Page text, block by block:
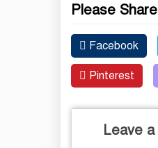
Please
Facebook
Pinterest
Leave